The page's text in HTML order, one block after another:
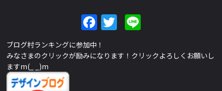
Facebook
Twitter
ブログ村ランキングに参加中！
みなさまのクリックが励みになります！クリックよろしくお願いし
ますm(_ _)m